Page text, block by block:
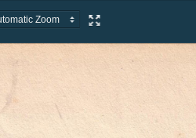
Presentation